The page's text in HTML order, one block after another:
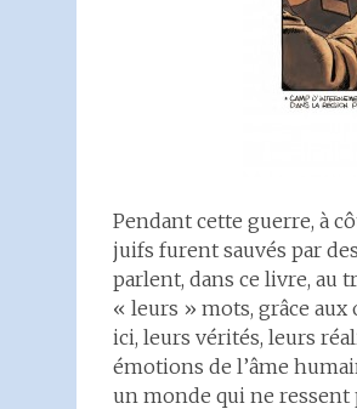
Pendant cette guerre, à
juifs furent sauvés par
parlent, dans ce livre, au
« leurs » mots, grâce aux
ici, leurs vérités, leurs
émotions de l’âme
un monde qui ne ressent